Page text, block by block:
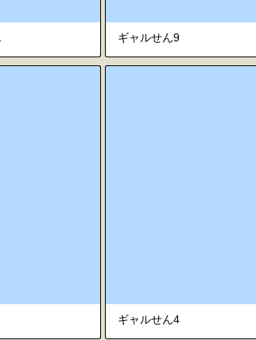
ギャルせん9
ギャルせん4